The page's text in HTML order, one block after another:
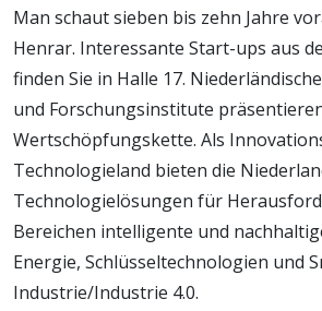
Man schaut sieben bis zehn Jahre
Henrar. Interessante Start-ups aus
finden Sie in Halle 17.
und Forschungsinstitute
Wertschöpfungskette. Als
Technologieland bieten die
Technologielösungen für
Bereichen intelligente und
Energie, Schlüsseltechnologien und
Industrie/Industrie 4.0.